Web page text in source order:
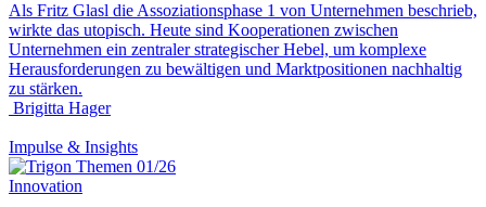
Als Fritz Glasl die Assoziationsphase 1 von Unternehmen beschrieb,
wirkte das utopisch. Heute sind Kooperationen zwischen
Unternehmen ein zentraler strategischer Hebel, um komplexe
Herausforderungen zu bewältigen und Marktpositionen nachhaltig
zu stärken.
Brigitta Hager
Impulse & Insights
Innovation